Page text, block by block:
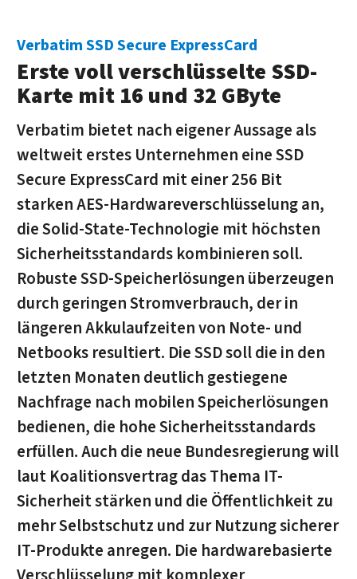
Verbatim SSD Secure ExpressCard
Erste voll verschlüsselte SSD-
Karte mit 16 und 32 GByte
Verbatim bietet nach eigener Aussage als
weltweit erstes Unternehmen eine SSD
Secure ExpressCard mit einer 256 Bit
starken AES-Hardwareverschlüsselung an,
die Solid-State-Technologie mit höchsten
Sicherheitsstandards kombinieren soll.
Robuste SSD-Speicherlösungen überzeugen
durch geringen Stromverbrauch, der in
längeren Akkulaufzeiten von Note- und
Netbooks resultiert. Die SSD soll die in den
letzten Monaten deutlich gestiegene
Nachfrage nach mobilen Speicherlösungen
bedienen, die hohe Sicherheitsstandards
erfüllen. Auch die neue Bundesregierung will
laut Koalitionsvertrag das Thema IT-
Sicherheit stärken und die Öffentlichkeit zu
mehr Selbstschutz und zur Nutzung sicherer
IT-Produkte anregen. Die hardwarebasierte